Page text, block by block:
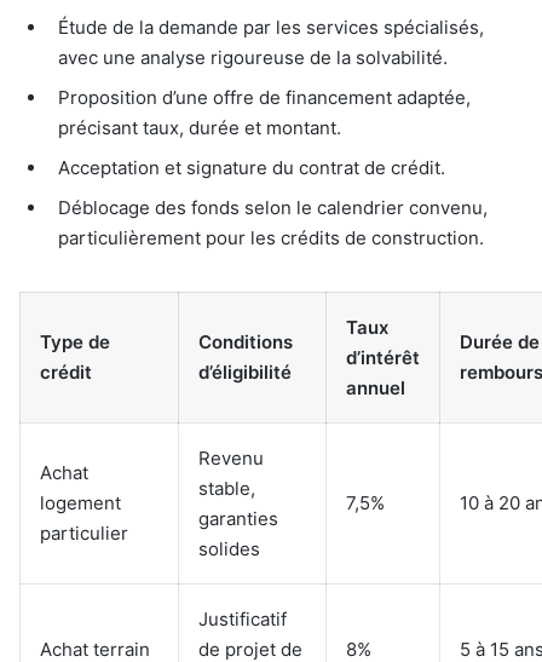
Étude de la demande par les services spécialisés,
avec une analyse rigoureuse de la solvabilité.
Proposition d’une offre de financement adaptée,
précisant taux, durée et montant.
Acceptation et signature du contrat de crédit.
Déblocage des fonds selon le calendrier convenu,
particulièrement pour les crédits de construction.
Type de
crédit
Conditions
d’éligibilité
Taux
d’intérêt
annuel
Durée de
Achat
logement
particulier
Revenu
stable,
garanties
solides
7,5% 10 à 20
Achat terrain
Justificatif
de projet de
8% 5 à 15